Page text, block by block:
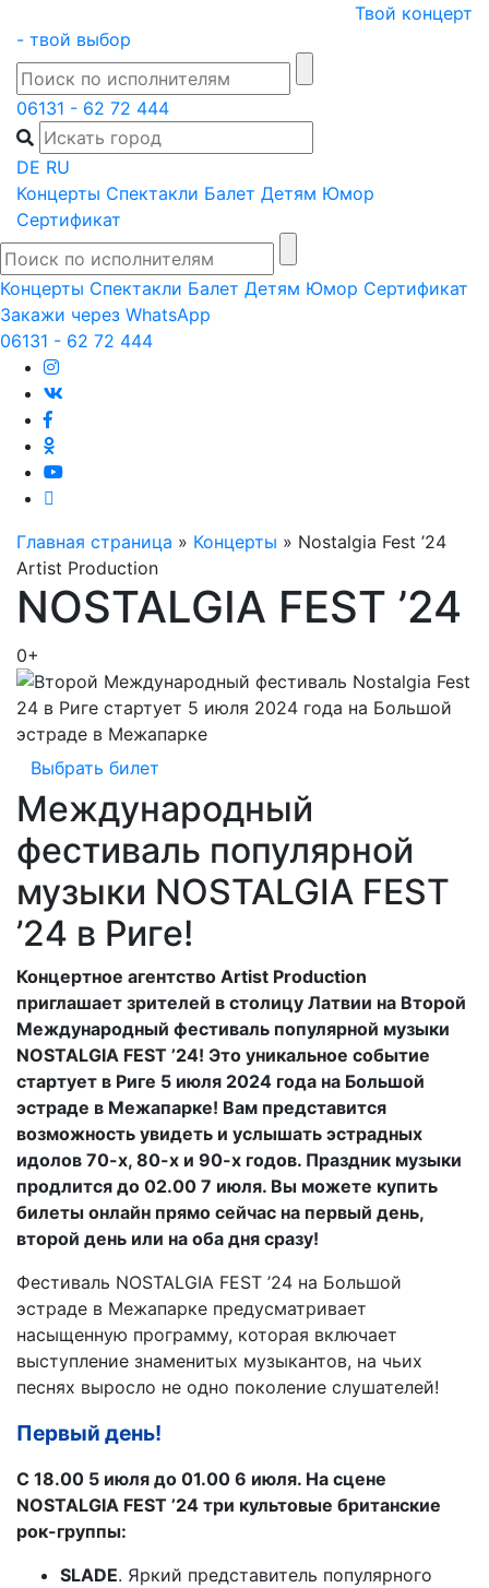
content
Твой концерт
- твой выбор
06131 - 62 72 444
DE RU
Концерты Спектакли Балет Детям Юмор
Сертификат
Концерты Спектакли Балет Детям Юмор Сертификат
Закажи через WhatsApp
06131 - 62 72 444
Главная страница » Концерты » Nostalgia Fest ’24
Artist Production
NOSTALGIA FEST ’24
0+
Выбрать билет
Международный
фестиваль популярной
музыки NOSTALGIA FEST
’24 в Риге!
Концертное агентство Artist Production
приглашает зрителей в столицу Латвии на Второй
Международный фестиваль популярной музыки
NOSTALGIA FEST ’24! Это уникальное событие
стартует в Риге 5 июля 2024 года на Большой
эстраде в Межапарке! Вам представится
возможность увидеть и услышать эстрадных
идолов 70-х, 80-х и 90-х годов. Праздник музыки
продлится до 02.00 7 июля. Вы можете купить
билеты онлайн прямо сейчас на первый день,
второй день или на оба дня сразу!
Фестиваль NOSTALGIA FEST ’24 на Большой
эстраде в Межапарке предусматривает
насыщенную программу, которая включает
выступление знаменитых музыкантов, на чьих
песнях выросло не одно поколение слушателей!
Первый день!
С 18.00 5 июля до 01.00 6 июля. На сцене
NOSTALGIA FEST ’24 три культовые британские
рок-группы:
SLADE. Яркий представитель популярного